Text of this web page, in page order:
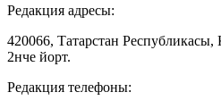
Редакция адресы:
420066, Татарстан Республикасы,
2нче йорт.
Редакция телефоны: